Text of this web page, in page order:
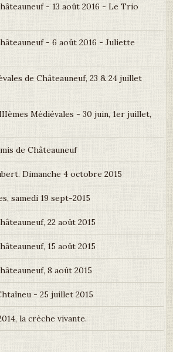
- 13 août 2016 - Le Trio
- 6 août 2016 - Juliette
de Châteauneuf, 23 & 24 juillet
Médiévales - 30 juin, 1er juillet,
de Châteauneuf
Dimanche 4 octobre 2015
samedi 19 sept-2015
22 août 2015
15 août 2015
8 août 2015
- 25 juillet 2015
la crèche vivante.